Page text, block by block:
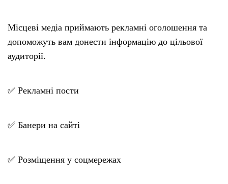
Місцеві медіа приймають рекламні оголошення та
допоможуть вам донести інформацію до цільової
аудиторії.
✅ Рекламні пости
✅ Банери на сайті
✅ Розміщення у соцмережах